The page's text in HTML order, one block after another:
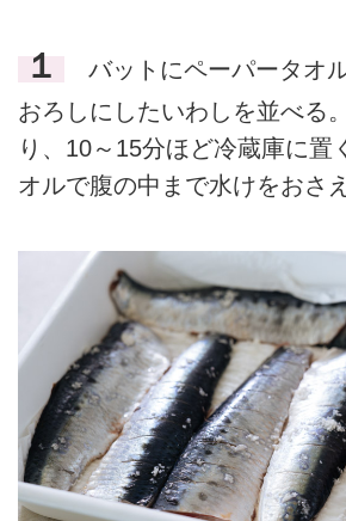
１
バットにペーパータオ
おろしにしたいわしを並べる
り、10～15分ほど冷蔵庫に置
オルで腹の中まで水けをおさえ